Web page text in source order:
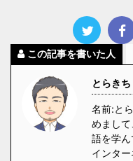
この記事を書いた人
とらきち
名前:と
めまし
語を学ん
インタ